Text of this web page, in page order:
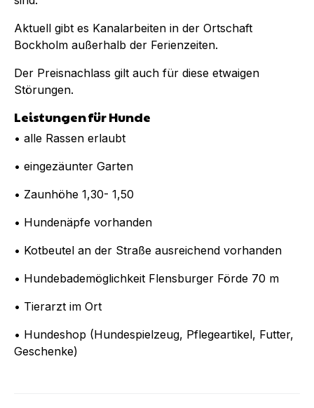
Aktuell gibt es Kanalarbeiten in der Ortschaft
Bockholm außerhalb der Ferienzeiten.
Der Preisnachlass gilt auch für diese etwaigen
Störungen.
Leistungen für Hunde
• alle Rassen erlaubt
• eingezäunter Garten
• Zaunhöhe 1,30- 1,50
• Hundenäpfe vorhanden
• Kotbeutel an der Straße ausreichend vorhanden
• Hundebademöglichkeit Flensburger Förde 70 m
• Tierarzt im Ort
• Hundeshop (Hundespielzeug, Pflegeartikel, Futter,
Geschenke)